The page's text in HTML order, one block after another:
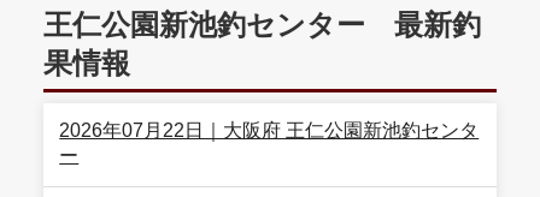
王仁公園新池釣センター 最新釣
果情報
2026年07月22日｜大阪府 王仁公園新池釣センタ
ー